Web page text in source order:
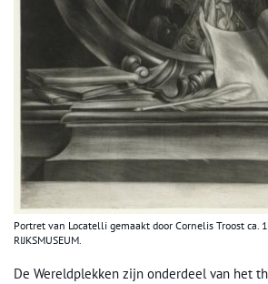
Portret van Locatelli gemaakt door Cornelis Troost ca.
RIJKSMUSEUM.
De Wereldplekken zijn onderdeel van het